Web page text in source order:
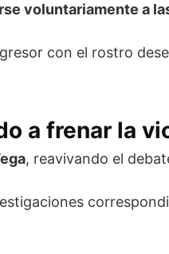
voluntariamente a
con el rostro
a frenar la
, reavivando el